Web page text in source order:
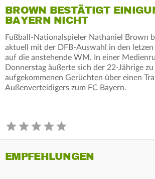
BROWN BESTÄTIGT
BAYERN NICHT
Fußball-Nationalspieler Nathaniel Brown
aktuell mit der DFB-Auswahl in den
auf die anstehende WM. In einer
Donnerstag äußerte sich der 22-Jährige
aufgekommenen Gerüchten über einen
Außenverteidigers zum FC Bayern.
EMPFEHLUNGEN